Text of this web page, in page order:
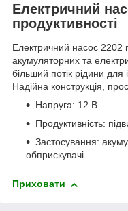
Електричний
продуктивності
Електричний насос 2202
акумуляторних та
більший потік рідини
Надійна конструкція,
Напруга: 12 В
Продуктивність:
Застосування:
обприскувачі
Приховати